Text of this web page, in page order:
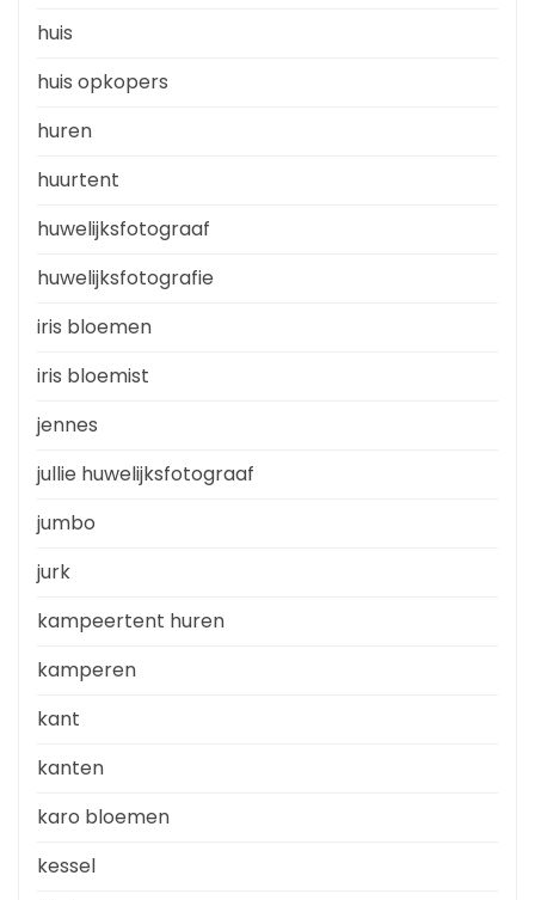
huis
huis opkopers
huren
huurtent
huwelijksfotograaf
huwelijksfotografie
iris bloemen
iris bloemist
jennes
jullie huwelijksfotograaf
jumbo
jurk
kampeertent huren
kamperen
kant
kanten
karo bloemen
kessel